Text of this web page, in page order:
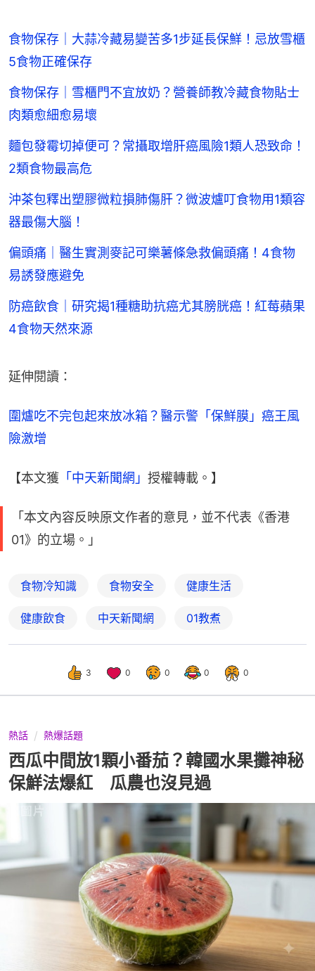
食物保存｜大蒜冷藏易變苦多1步延長保鮮！忌放雪櫃
5食物正確保存
食物保存｜雪櫃門不宜放奶？營養師教冷藏食物貼士
肉類愈細愈易壞
麵包發霉切掉便可？常攝取增肝癌風險1類人恐致命！
2類食物最高危
沖茶包釋出塑膠微粒損肺傷肝？微波爐叮食物用1類容
器最傷大腦！
偏頭痛｜醫生實測麥記可樂薯條急救偏頭痛！4食物
易誘發應避免
防癌飲食｜研究揭1種糖助抗癌尤其膀胱癌！紅莓蘋果
4食物天然來源
延伸閱讀：
圍爐吃不完包起來放冰箱？醫示警「保鮮膜」癌王風
險激增
【本文獲 「中天新聞網」 授權轉載。】
「本文內容反映原文作者的意見，並不代表《香港
01》的立場。」
食物冷知識 食物安全 健康生活
健康飲食 中天新聞網 01教煮
3 0 0 0 0
熱話 熱爆話題
西瓜中間放1顆小番茄？韓國水果攤神秘
保鮮法爆紅 瓜農也沒見過